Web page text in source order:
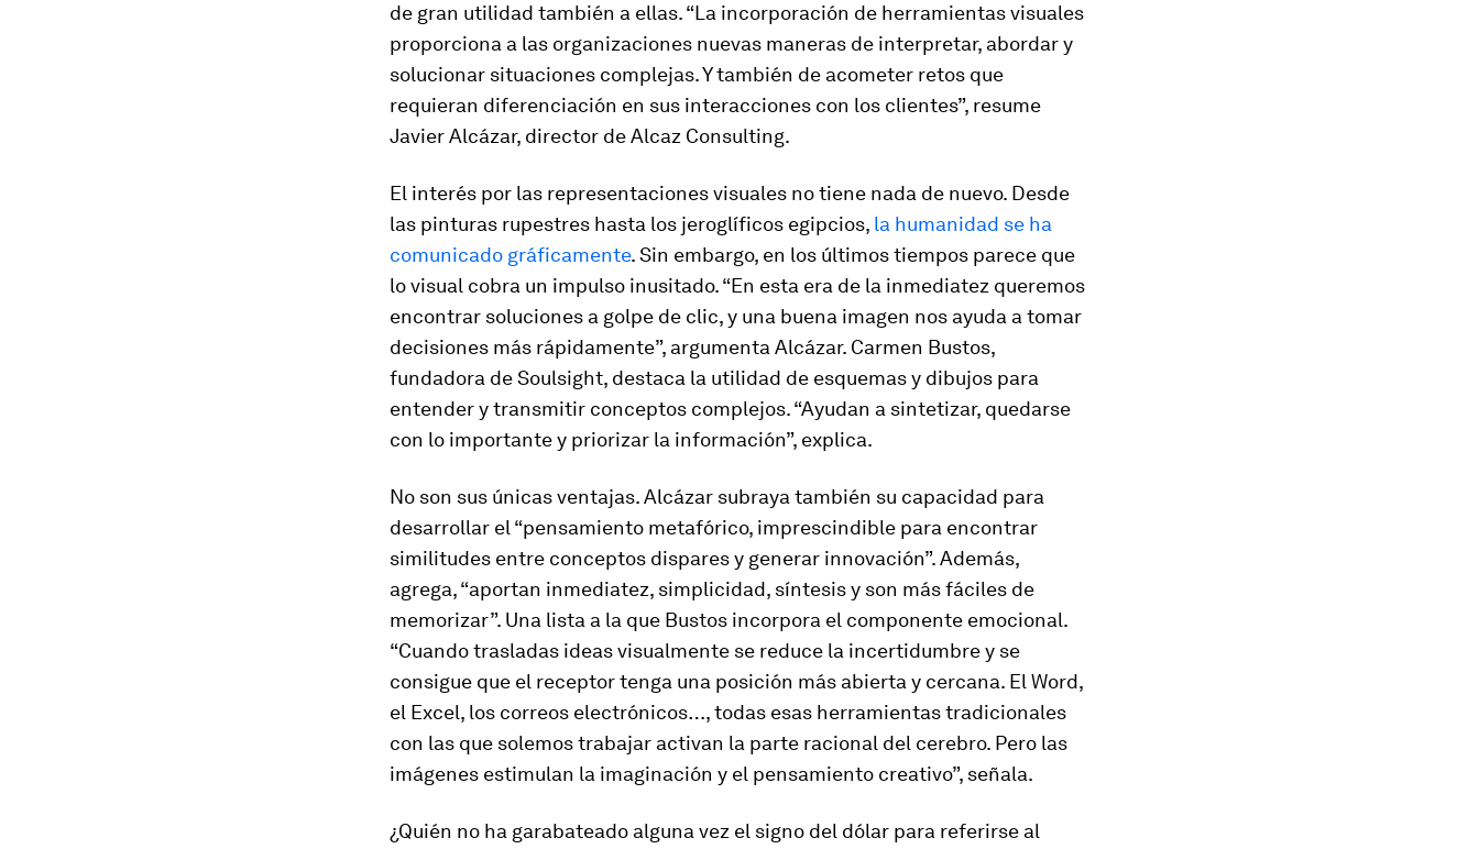
de gran utilidad también a ellas. “La incorporación de herramientas visuales
proporciona a las organizaciones nuevas maneras de interpretar, abordar y
solucionar situaciones complejas. Y también de acometer retos que
requieran diferenciación en sus interacciones con los clientes”, resume
Javier Alcázar, director de Alcaz Consulting.
El interés por las representaciones visuales no tiene nada de nuevo. Desde
las pinturas rupestres hasta los jeroglíficos egipcios, la humanidad se ha
comunicado gráficamente. Sin embargo, en los últimos tiempos parece que
lo visual cobra un impulso inusitado. “En esta era de la inmediatez queremos
encontrar soluciones a golpe de clic, y una buena imagen nos ayuda a tomar
decisiones más rápidamente”, argumenta Alcázar. Carmen Bustos,
fundadora de Soulsight, destaca la utilidad de esquemas y dibujos para
entender y transmitir conceptos complejos. “Ayudan a sintetizar, quedarse
con lo importante y priorizar la información”, explica.
No son sus únicas ventajas. Alcázar subraya también su capacidad para
desarrollar el “pensamiento metafórico, imprescindible para encontrar
similitudes entre conceptos dispares y generar innovación”. Además,
agrega, “aportan inmediatez, simplicidad, síntesis y son más fáciles de
memorizar”. Una lista a la que Bustos incorpora el componente emocional.
“Cuando trasladas ideas visualmente se reduce la incertidumbre y se
consigue que el receptor tenga una posición más abierta y cercana. El Word,
el Excel, los correos electrónicos…, todas esas herramientas tradicionales
con las que solemos trabajar activan la parte racional del cerebro. Pero las
imágenes estimulan la imaginación y el pensamiento creativo”, señala.
¿Quién no ha garabateado alguna vez el signo del dólar para referirse al